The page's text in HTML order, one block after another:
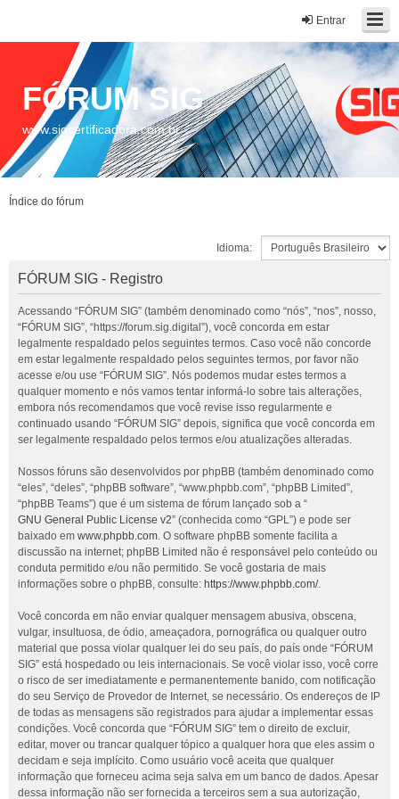
Entrar
FÓRUM SIG
www.sigcertificadora.com.br
Índice do fórum
Idioma:
FÓRUM SIG - Registro
Acessando “FÓRUM SIG” (também denominado como “nós”, “nos”, nosso,
“FÓRUM SIG”, “https://forum.sig.digital”), você concorda em estar
legalmente respaldado pelos seguintes termos. Caso você não concorde
em estar legalmente respaldado pelos seguintes termos, por favor não
acesse e/ou use “FÓRUM SIG”. Nós podemos mudar estes termos a
qualquer momento e nós vamos tentar informá-lo sobre tais alterações,
embora nós recomendamos que você revise isso regularmente e
continuado usando “FÓRUM SIG” depois, significa que você concorda em
ser legalmente respaldado pelos termos e/ou atualizações alteradas.
Nossos fóruns são desenvolvidos por phpBB (também denominado como
“eles”, “deles”, “phpBB software”, “www.phpbb.com”, “phpBB Limited”,
“phpBB Teams”) que é um sistema de fórum lançado sob a “
GNU General Public License v2” (conhecida como “GPL”) e pode ser
baixado em www.phpbb.com. O software phpBB somente facilita a
discussão na internet; phpBB Limited não é responsável pelo conteúdo ou
conduta permitido e/ou não permitido. Se você gostaria de mais
informações sobre o phpBB, consulte: https://www.phpbb.com/.
Você concorda em não enviar qualquer mensagem abusiva, obscena,
vulgar, insultuosa, de ódio, ameaçadora, pornográfica ou qualquer outro
material que possa violar qualquer lei do seu país, do país onde “FÓRUM
SIG” está hospedado ou leis internacionais. Se você violar isso, você corre
o risco de ser imediatamente e permanentemente banido, com notificação
do seu Serviço de Provedor de Internet, se necessário. Os endereços de IP
de todas as mensagens são registrados para ajudar a implementar essas
condições. Você concorda que “FÓRUM SIG” tem o direito de excluir,
editar, mover ou trancar qualquer tópico a qualquer hora que eles assim o
decidam e seja implícito. Como usuário você aceita que qualquer
informação que forneceu acima seja salva em um banco de dados. Apesar
dessa informação não ser fornecida a terceiros sem a sua autorização,